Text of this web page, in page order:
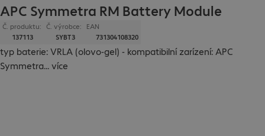
APC Symmetra RM Battery Module
Č. produktu:
137113
Č. výrobce:
SYBT3
EAN
731304108320
typ baterie: VRLA (olovo-gel) - kompatibilní zarízení: APC
Symmetra...více